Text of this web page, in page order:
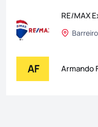
RE/MAX
AF Armando